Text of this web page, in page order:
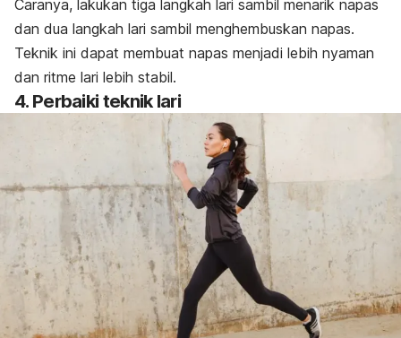
Caranya, lakukan tiga langkah lari sambil menarik napas
dan dua langkah lari sambil menghembuskan napas.
Teknik ini dapat membuat napas menjadi lebih nyaman
dan ritme lari lebih stabil.
4. Perbaiki teknik lari